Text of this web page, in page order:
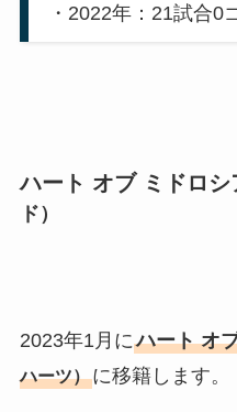
・2022年：21試合0
ハート オブ ミドロシ
ド）
2023年1月にハート オ
ハーツ）に移籍します。